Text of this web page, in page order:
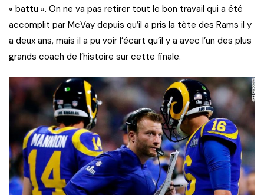
« battu ». On ne va pas retirer tout le bon travail qui a été
accomplit par McVay depuis qu’il a pris la tête des Rams il y
a deux ans, mais il a pu voir l’écart qu’il y a avec l’un des plus
grands coach de l’histoire sur cette finale.